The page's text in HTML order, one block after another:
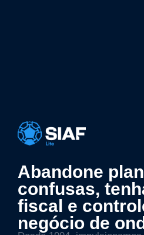
Abandone
confusas,
fiscal e
negócio de